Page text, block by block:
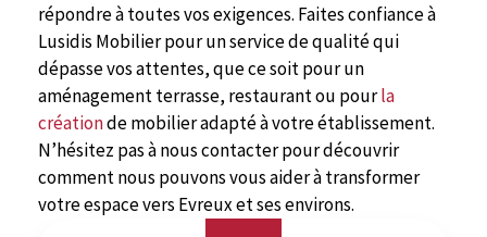
répondre à toutes vos exigences. Faites confiance à
Lusidis Mobilier pour un service de qualité qui
dépasse vos attentes, que ce soit pour un
aménagement terrasse, restaurant ou pourla
créationde mobilier adapté à votre établissement.
N’hésitez pas à nous contacter pour découvrir
comment nous pouvons vous aider à transformer
votre espace vers Evreux et ses environs.